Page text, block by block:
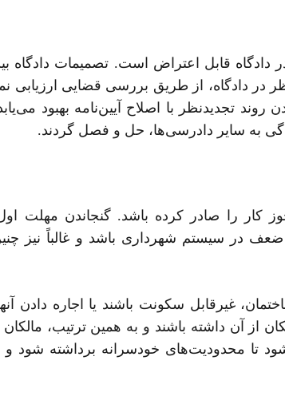
دادگاه قابل اعتراض است. تصمیمات دادگاه
در دادگاه، از طریق بررسی قضایی ارزیابی
بودن روند تجدیدنظر با اصلاح آیین‌نامه بهبود
به سایر دادرسی‌ها، حل و فصل گردند.
را صادر کرده باشد. گنجاندن مهلت اول
ضعف در سیستم شهرداری باشد و غالباً نیز
غیرقابل سکونت باشند یا اجاره دادن
آن داشته باشند و به همین ترتیب، مالکان
شود تا محدودیت‌های خودسرانه برداشته